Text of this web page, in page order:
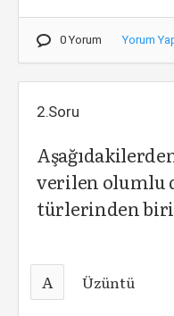
0 Yorum Yorum
2.Soru
verilen olumlu
türlerinden
A Üzüntü